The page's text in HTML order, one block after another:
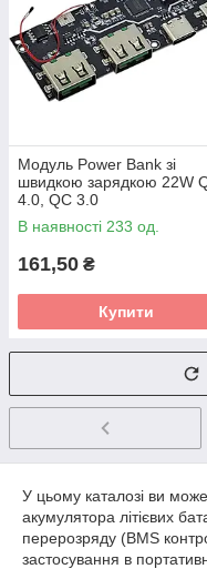
Модуль Power Bank зі
швидкою зарядкою 22W
4.0, QC 3.0
В наявності 233 од.
161,50 ₴
Купити
У цьому каталозі ви
акумулятора літієвих
перерозряду (BMS
застосування в